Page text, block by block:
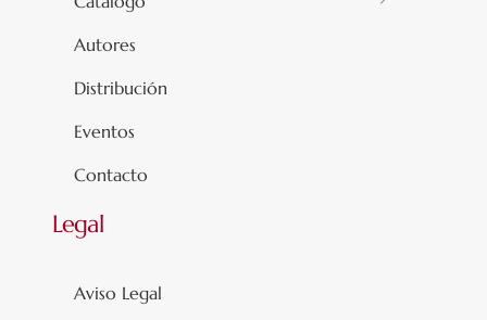
Autores
Distribución
Eventos
Contacto
Legal
Aviso Legal